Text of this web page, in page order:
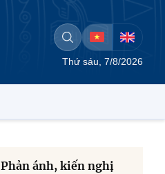
Thứ sáu, 7/8/2026
Phản ánh, kiến nghị